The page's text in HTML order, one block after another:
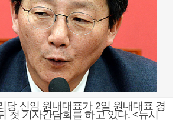
당 신임 원내대표가 2일 원내대표 경
첫 기자간담회를 하고 있다. <뉴시